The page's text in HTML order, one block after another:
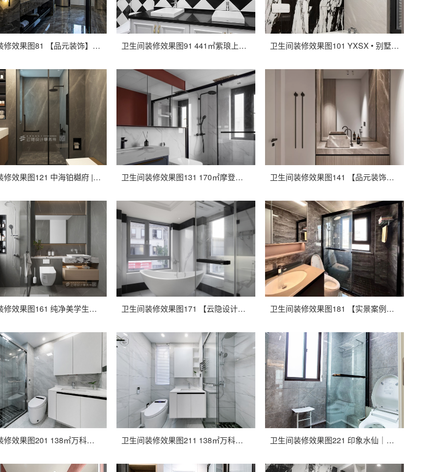
卫生间装修效果图81 【品元装饰】学田南苑 现代风 卫生间装修效果图91 441㎡紫琅上郡实景完工 卫生间装修效果图101 YXSX • 别墅新作 | 这里有你的 “ 亿 ” 点点心动
卫生间装修效果图121 中海铂樾府 | 云隐设计 卫生间装修效果图131 170㎡摩登风 | 指尖上的芭蕾，一生浪漫的开始 卫生间装修效果图141 【品元装饰】南通大厦 现代简约
卫生间装修效果图161 纯净美学生活 | 云隐设计 卫生间装修效果图171 【云隐设计】顺发御园-混搭 卫生间装修效果图181 【实景案例赏析】吴中豪景华庭 180㎡
卫生间装修效果图201 138㎡万科白鹭湾完工实景 卫生间装修效果图211 138㎡万科白鹭湾完工实景 卫生间装修效果图221 印象水仙｜以家为名，慢享生活的舒雅，180㎡现代轻奢风